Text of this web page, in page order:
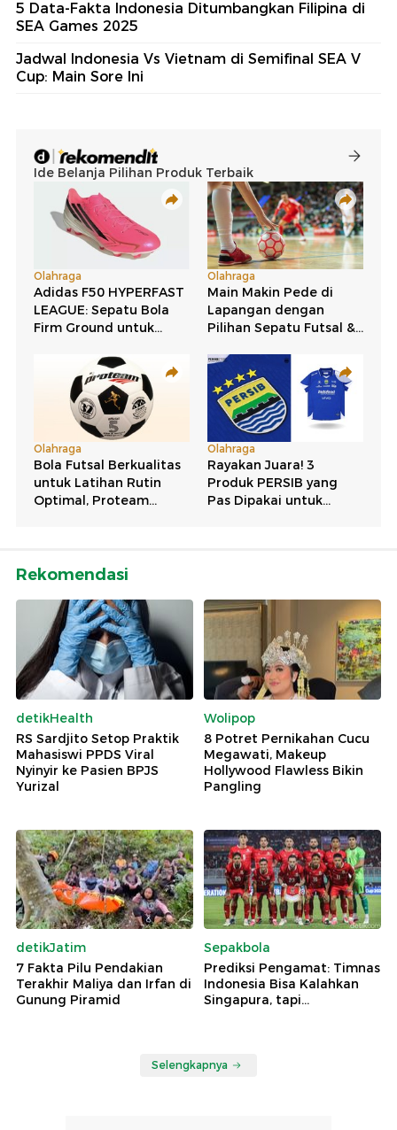
5 Data-Fakta Indonesia Ditumbangkan Filipina di
SEA Games 2025
Jadwal Indonesia Vs Vietnam di Semifinal SEA V
Cup: Main Sore Ini
Rekomendasi
detikHealth
RS Sardjito Setop Praktik
Mahasiswi PPDS Viral
Nyinyir ke Pasien BPJS
Yurizal
Wolipop
8 Potret Pernikahan Cucu
Megawati, Makeup
Hollywood Flawless Bikin
Pangling
detikJatim
7 Fakta Pilu Pendakian
Terakhir Maliya dan Irfan di
Gunung Piramid
Sepakbola
Prediksi Pengamat: Timnas
Indonesia Bisa Kalahkan
Singapura, tapi...
Selengkapnya